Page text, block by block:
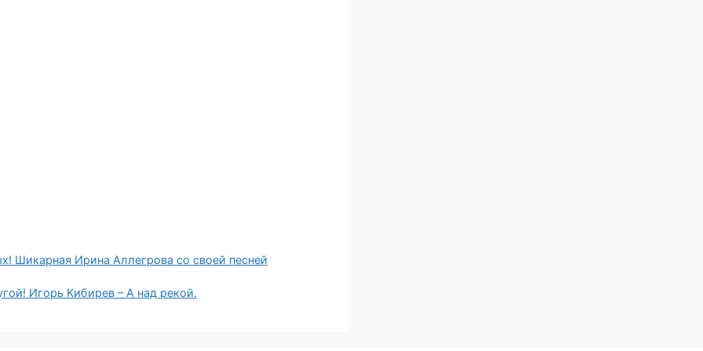
Шикарная Ирина Аллегрова со своей песней
Игорь Кибирев – А над рекой.